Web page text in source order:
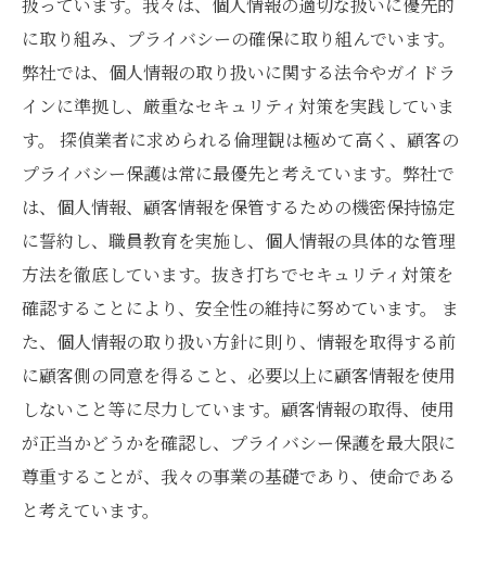
に取り組み、プライバシーの確保に取り組んでいます。
弊社では、個人情報の取り扱いに関する法令やガイドラ
インに準拠し、厳重なセキュリティ対策を実践していま
す。 探偵業者に求められる倫理観は極めて高く、顧客の
プライバシー保護は常に最優先と考えています。弊社で
は、個人情報、顧客情報を保管するための機密保持協定
に誓約し、職員教育を実施し、個人情報の具体的な管理
方法を徹底しています。抜き打ちでセキュリティ対策を
確認することにより、安全性の維持に努めています。 ま
た、個人情報の取り扱い方針に則り、情報を取得する前
に顧客側の同意を得ること、必要以上に顧客情報を使用
しないこと等に尽力しています。顧客情報の取得、使用
が正当かどうかを確認し、プライバシー保護を最大限に
尊重することが、我々の事業の基礎であり、使命である
と考えています。